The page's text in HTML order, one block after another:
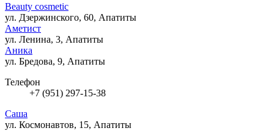
Beauty cosmetic
ул. Дзержинского, 60, Апатиты
Аметист
ул. Ленина, 3, Апатиты
Аника
ул. Бредова, 9, Апатиты
Телефон
+7 (951) 297-15-38
Саша
ул. Космонавтов, 15, Апатиты